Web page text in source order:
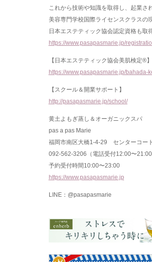
これから技術や知識を取得し、起業さ
美容専門学校国際ライセンスクラスの
日本エステティック協会認定資格も取
https://www.pasapasmarie.jp/
【日本エステティック協会美肌検定®】
https://www.pasapasmarie.jp/bahada-
【スクール＆開業サポート】
http://pasapasmarie.jp/school/
黄土よもぎ蒸し＆オーガニックスパ
pas a pas Marie
福岡市南区大橋1-4-29 センターコー
092-562-3206（電話受付12:00〜21:00
予約受付時間10:00〜23:00
https://www.pasapasmarie.jp
LINE：@pasapasmarie